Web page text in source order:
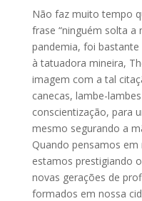
Não faz muito tempo
frase “ninguém solta a
pandemia, foi
à tatuadora mineira,
imagem com a tal
canecas, lambe-
conscientização, para
mesmo segurando a
Quando pensamos em
estamos prestigiando
novas gerações de
formados em nossa